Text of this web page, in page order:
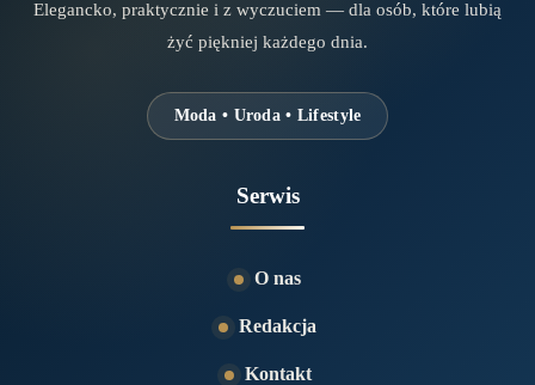
Elegancko, praktycznie i z wyczuciem — dla osób, które lubią
żyć piękniej każdego dnia.
Moda • Uroda • Lifestyle
Serwis
O nas
Redakcja
Kontakt